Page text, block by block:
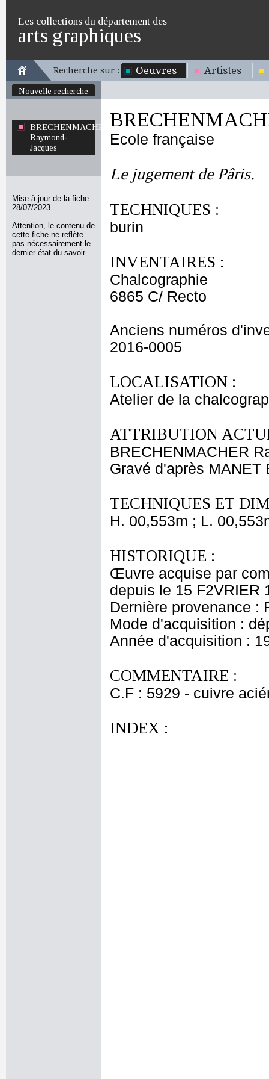
Les collections du département des
arts graphiques
Recherche sur : Oeuvres Artistes
Nouvelle recherche
BRECHENMACHER
Raymond-
Jacques
Mise à jour de la fiche
28/07/2023
Attention, le contenu de
cette fiche ne reflète
pas nécessairement le
dernier état du savoir.
Ecole française
Le jugement de Pâris.
TECHNIQUES :
burin
INVENTAIRES :
Chalcographie
6865 C/ Recto
Anciens numéros
2016-0005
LOCALISATION :
Atelier de la
ATTRIBUTION
BRECHENMACHER
Gravé d'après MANET
TECHNIQUES ET
H. 00,553m ; L.
HISTORIQUE :
Œuvre acquise par
depuis le 15 F2VRIER
Dernière provenance :
Mode d'acquisition :
Année d'acquisition :
COMMENTAIRE :
C.F : 5929 - cuivre
INDEX :